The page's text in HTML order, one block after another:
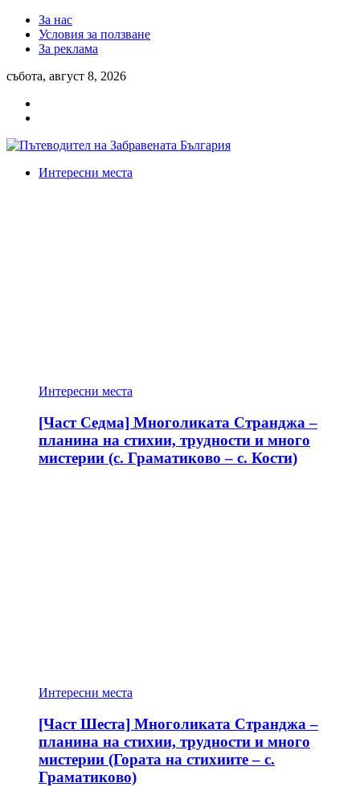
За нас
Условия за ползване
За реклама
събота, август 8, 2026
Интересни места
Интересни места
[Част Седма] Многоликата Странджа –
планина на стихии, трудности и много
мистерии (с. Граматиково – с. Кости)
Интересни места
[Част Шеста] Многоликата Странджа –
планина на стихии, трудности и много
мистерии (Гората на стихиите – с.
Граматиково)